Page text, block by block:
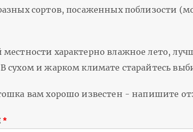
сортов, посаженных поблизости
местности характерно влажное лето,
сухом и жарком климате старайтесь
вам хорошо известен - напишите